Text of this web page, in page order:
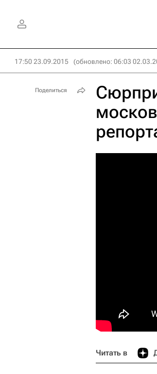
17:50 23.09.2015 (обновлено: 06:03
Читать в
Поделиться